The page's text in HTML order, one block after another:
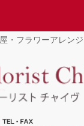
・フラワーアレン